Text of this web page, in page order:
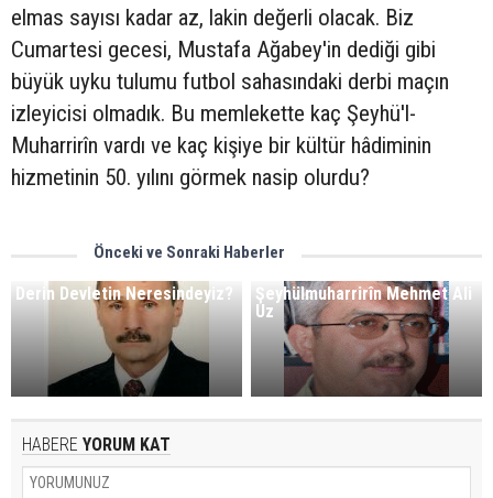
elmas sayısı kadar az, lakin değerli olacak. Biz
Cumartesi gecesi, Mustafa Ağabey'in dediği gibi
büyük uyku tulumu futbol sahasındaki derbi maçın
izleyicisi olmadık. Bu memlekette kaç Şeyhü'l-
Muharrirîn vardı ve kaç kişiye bir kültür hâdiminin
hizmetinin 50. yılını görmek nasip olurdu?
Önceki ve Sonraki Haberler
Derin Devletin Neresindeyiz?
Şeyhülmuharrirîn Mehmet Ali
Uz
HABERE YORUM KAT